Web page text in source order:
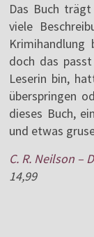
Das Buch
viele
doch das
Leserin bin,
überspringen
dieses Buch,
und etwas
C. R. Neilson –
14,99